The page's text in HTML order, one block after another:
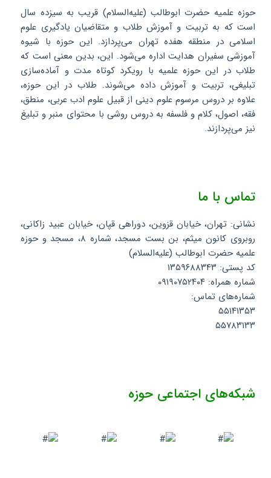
حوزه علمیه حضرت ابوطالب (علیه‌السلام) قریب به سیزده سال
است که به تربیت و آموزش طلاب و متقاضیان یادگیری علوم
اسلامی در منطقه هفده تهران می‌پردازد. این حوزه با شیوه
آموزشی سفیران هدایت اداره می‌شود. این، بدین معنی است که
طلاب در این حوزه علمیه با رویکرد کوتاه مدت و آماده‌سازی
تبلیغی، تربیت و آموزش داده می‌شوند. طلاب در این حوزه،
علاوه بر دروس مرسوم علوم دینی از قبیل علوم ادب عربی، منطق،
فقه، اصول، کلام و فلسفه به دروس روشی با محتوای منبر و تبلیغ
نیز می‌پردازند.
تماس با ما
نشانی: تهران، خیابان قزوین، دوراهی قپان، خیابان عبید زاکانی،
روبروی کانون میثم، بن بست مسجد، شماره ۸، مسجد و حوزه
علمیه حضرت ابوطالب (علیه‌السلام)
کد پستی: ۱۳۵۹۶۸۸۳۴۳
شماره همراه: ۰۹۱۹۰۷۵۲۴۰۴
شماره‌های تماس:
۵۵۱۴۱۳۵۳
۵۵۷۸۳۱۳۳
شبکه‌های اجتماعی حوزه